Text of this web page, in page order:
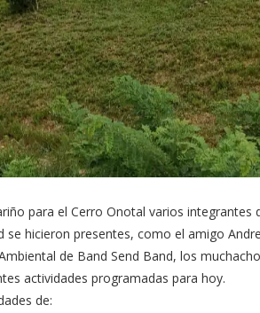
para el Cerro Onotal varios integrantes
se hicieron presentes, como el amigo
de Band Send Band, los
actividades programadas para hoy.
de: